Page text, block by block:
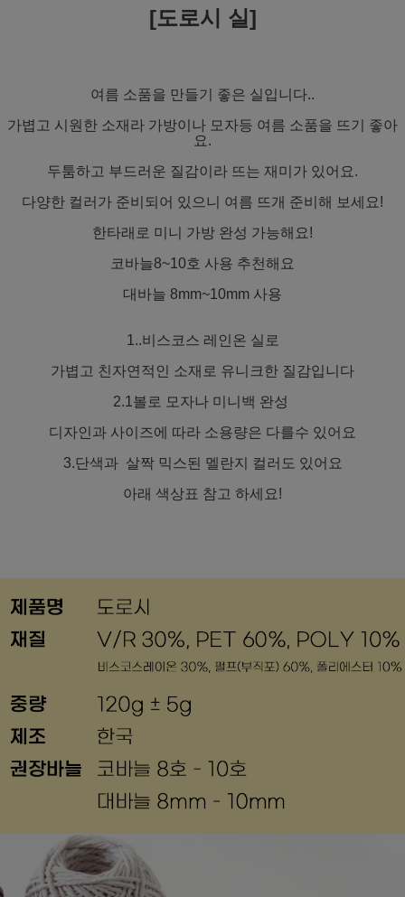
[도로시 실]
여름 소품을 만들기 좋은 실입니다..
가볍고 시원한 소재라 가방이나 모자등 여름 소품을 뜨기 좋아
요.
두툼하고 부드러운 질감이라 뜨는 재미가 있어요.
다양한 컬러가 준비되어 있으니 여름 뜨개 준비해 보세요!
한타래로 미니 가방 완성 가능해요!
코바늘8~10호 사용 추천해요
대바늘 8mm~10mm 사용
1..비스코스 레인온 실로
가볍고 친자연적인 소재로 유니크한 질감입니다
2.1볼로 모자나 미니백 완성
디자인과 사이즈에 따라 소용량은 다를수 있어요
3.단색과 살짝 믹스된 멜란지 컬러도 있어요
아래 색상표 참고 하세요!